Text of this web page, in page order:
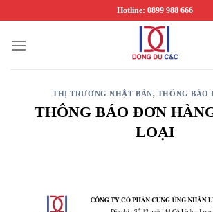
nội
Hotline: 0899 988 666
THỊ TRƯỜNG NHẬT BẢN, THÔNG BÁO
THÔNG BÁO ĐƠN
LOẠI